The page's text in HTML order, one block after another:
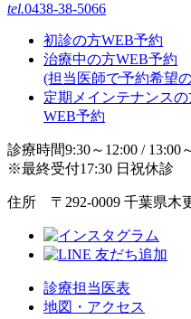
tel.0438-38-5066
初診の方WEB予約
治療中の方WEB予約
(担当医師で予約希望
定期メインテナンスの
WEB予約
診療時間9:30～12:00 / 13:00
※最終受付17:30 日祝休診
住所 〒292-0009 千葉県木
診療担当医表
地図・アクセス